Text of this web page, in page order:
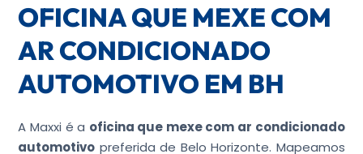
OFICINA QUE MEXE COM
AR CONDICIONADO
AUTOMOTIVO EM BH
A Maxxi é a oficina que mexe com ar condicionado
automotivo preferida de Belo Horizonte. Mapeamos